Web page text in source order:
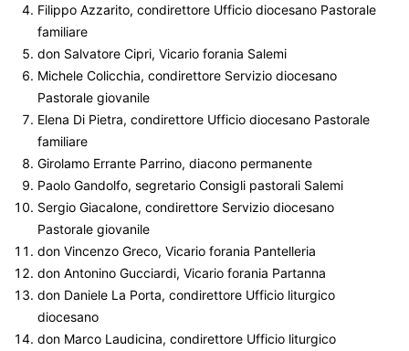
Filippo Azzarito, condirettore Ufficio diocesano Pastorale
familiare
don Salvatore Cipri, Vicario forania Salemi
Michele Colicchia, condirettore Servizio diocesano
Pastorale giovanile
Elena Di Pietra, condirettore Ufficio diocesano Pastorale
familiare
Girolamo Errante Parrino, diacono permanente
Paolo Gandolfo, segretario Consigli pastorali Salemi
Sergio Giacalone, condirettore Servizio diocesano
Pastorale giovanile
don Vincenzo Greco, Vicario forania Pantelleria
don Antonino Gucciardi, Vicario forania Partanna
don Daniele La Porta, condirettore Ufficio liturgico
diocesano
don Marco Laudicina, condirettore Ufficio liturgico